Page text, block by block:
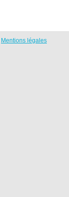
Mentions légales